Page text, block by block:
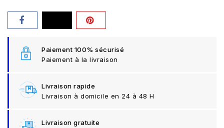
Paiement 100% sécurisé
Paiement à la livraison
Livraison rapide
Livraison à domicile en 24 à 48 H
Livraison gratuite